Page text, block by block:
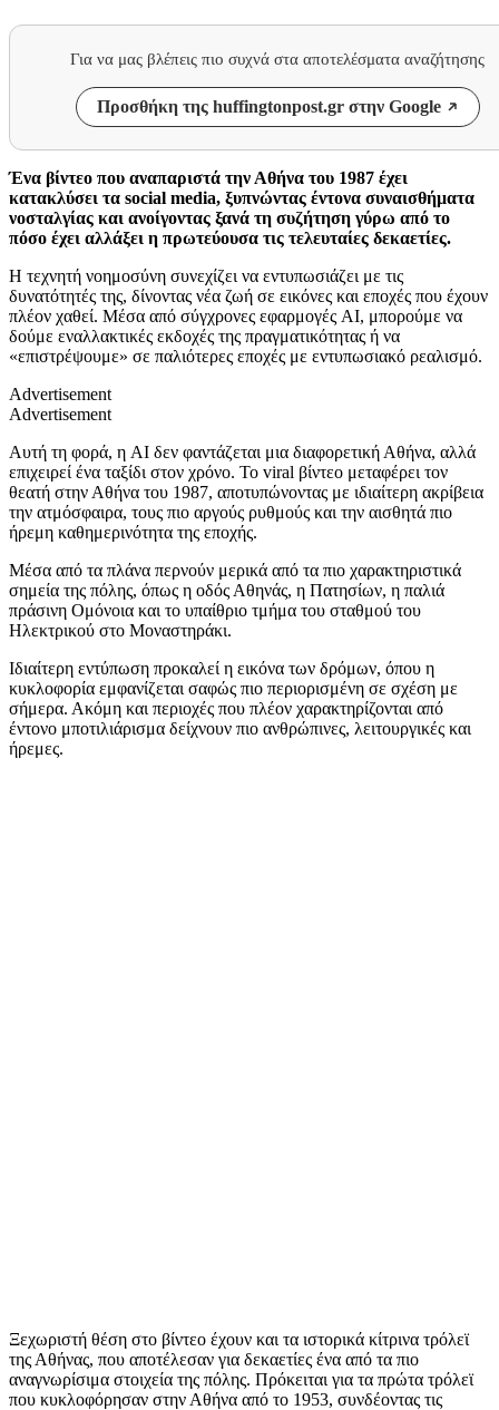
Για να μας βλέπεις πιο συχνά στα αποτελέσματα αναζήτησης
Προσθήκη της huffingtonpost.gr στην Google
Ένα βίντεο που αναπαριστά την Αθήνα του 1987 έχει
κατακλύσει τα social media, ξυπνώντας έντονα συναισθήματα
νοσταλγίας και ανοίγοντας ξανά τη συζήτηση γύρω από το
πόσο έχει αλλάξει η πρωτεύουσα τις τελευταίες δεκαετίες.
Η τεχνητή νοημοσύνη συνεχίζει να εντυπωσιάζει με τις
δυνατότητές της, δίνοντας νέα ζωή σε εικόνες και εποχές που έχουν
πλέον χαθεί. Μέσα από σύγχρονες εφαρμογές AI, μπορούμε να
δούμε εναλλακτικές εκδοχές της πραγματικότητας ή να
«επιστρέψουμε» σε παλιότερες εποχές με εντυπωσιακό ρεαλισμό.
Advertisement
Advertisement
Αυτή τη φορά, η AI δεν φαντάζεται μια διαφορετική Αθήνα, αλλά
επιχειρεί ένα ταξίδι στον χρόνο. Το viral βίντεο μεταφέρει τον
θεατή στην Αθήνα του 1987, αποτυπώνοντας με ιδιαίτερη ακρίβεια
την ατμόσφαιρα, τους πιο αργούς ρυθμούς και την αισθητά πιο
ήρεμη καθημερινότητα της εποχής.
Μέσα από τα πλάνα περνούν μερικά από τα πιο χαρακτηριστικά
σημεία της πόλης, όπως η οδός Αθηνάς, η Πατησίων, η παλιά
πράσινη Ομόνοια και το υπαίθριο τμήμα του σταθμού του
Ηλεκτρικού στο Μοναστηράκι.
Ιδιαίτερη εντύπωση προκαλεί η εικόνα των δρόμων, όπου η
κυκλοφορία εμφανίζεται σαφώς πιο περιορισμένη σε σχέση με
σήμερα. Ακόμη και περιοχές που πλέον χαρακτηρίζονται από
έντονο μποτιλιάρισμα δείχνουν πιο ανθρώπινες, λειτουργικές και
ήρεμες.
Ξεχωριστή θέση στο βίντεο έχουν και τα ιστορικά κίτρινα τρόλεϊ
της Αθήνας, που αποτέλεσαν για δεκαετίες ένα από τα πιο
αναγνωρίσιμα στοιχεία της πόλης. Πρόκειται για τα πρώτα τρόλεϊ
που κυκλοφόρησαν στην Αθήνα από το 1953, συνδέοντας τις